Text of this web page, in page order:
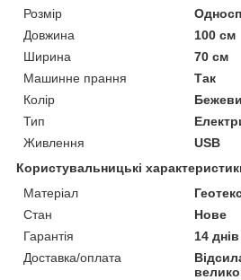
Розмір
Довжина
100 см
Ширина
70 см
Машинне прання
Так
Колір
Тип
Живлення
USB
Користувальницькі
Матеріал
Стан
Нове
Гарантія
14 днів
Доставка/оплата